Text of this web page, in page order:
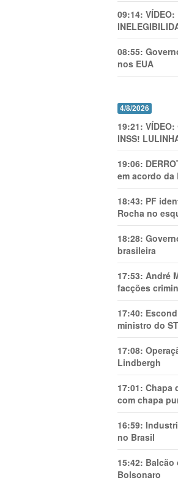
09:14: VÍDEO:
08:55:
nos EUA
4/8/2026
19:21: VÍDEO:
INSS!
19:06:
em acordo da
18:43: PF
Rocha no
18:28:
brasileira
17:53: André
facções
17:40:
ministro do
17:08:
Lindbergh
17:01: Chapa
com chapa
16:59:
no Brasil
15:42: Balcão
Bolsonaro